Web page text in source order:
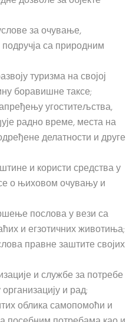
за очување,
са природним
туризма на својој
боравишне таксе;
угоститељства,
радно време, места на
делатности и друге
и користи средства у
о њиховом очувању и
послова у вези са
и егзотичних животиња;
правне заштите својих
и службе за потребе
и рад;
облика самопомоћи и